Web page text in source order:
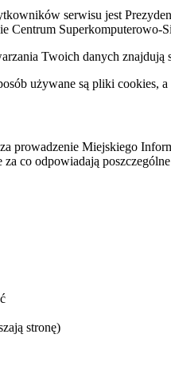
serwisu jest
Centrum Superkomputerowo-
Twoich danych znajdują
używane są pliki cookies,
prowadzenie Miejskiego
co odpowiadają
stronę)